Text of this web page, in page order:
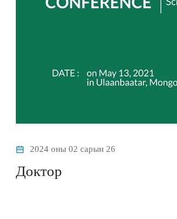
2024 оны 02 сарын 26
Доктор